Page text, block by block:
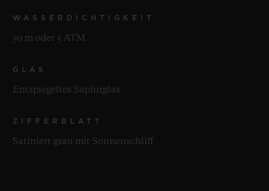
WASSERDICHTIGKEIT
50 m oder 5 ATM
GLAS
Entspiegeltes Saphirglas
ZIFFERBLATT
Satiniert grau mit Sonnenschliff